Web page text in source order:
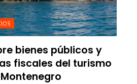
bienes públicos y
fiscales del turismo